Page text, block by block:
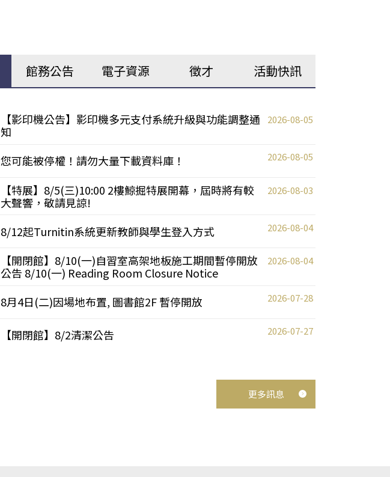
館務公告 電子資源 徵才 活動快訊
【影印機公告】影印機多元支付系統升級與功能調整通
知
2026-08-05
您可能被停權！請勿大量下載資料庫！ 2026-08-05
【特展】8/5(三)10:00 2樓鯨掘特展開幕，屆時將有較
大聲響，敬請見諒!
2026-08-03
8/12起Turnitin系統更新教師與學生登入方式 2026-08-04
【開閉館】8/10(一)自習室高架地板施工期間暫停開放
公告 8/10(一) Reading Room Closure Notice
2026-08-04
8月4日(二)因場地布置, 圖書館2F 暫停開放 2026-07-28
【開閉館】8/2清潔公告 2026-07-27
更多訊息